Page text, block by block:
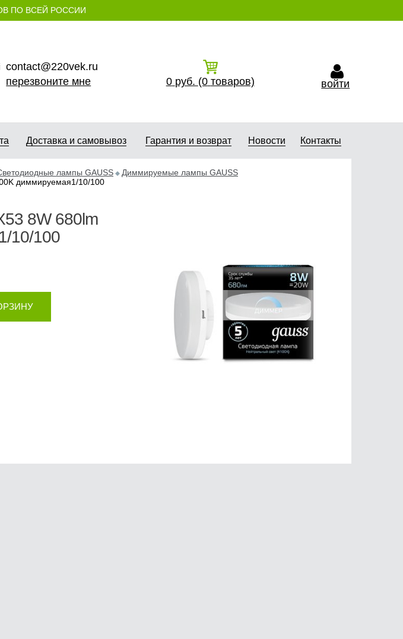
ПО ВСЕЙ РОССИИ
contact@220vek.ru
перезвоните мне
0 руб. (0 товаров) войти
Доставка и самовывоз Гарантия и возврат Новости Контакты
лампы GAUSS
Диммируемые лампы GAUSS
диммируемая1/10/100
8W 680lm
10/100